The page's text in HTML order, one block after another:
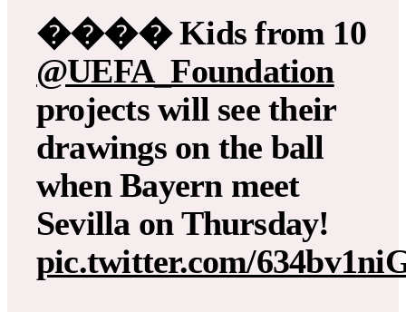
���� Kids from 10
@UEFA_Foundation
projects will see their
drawings on the ball
when Bayern meet
Sevilla on Thursday!
pic.twitter.com/